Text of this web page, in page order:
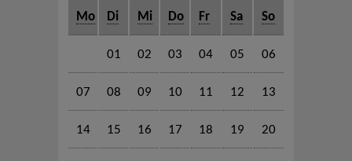
Mo Di Mi Do Fr Sa So
01 02 03 04 05 06
07 08 09 10 11 12 13
14 15 16 17 18 19 20